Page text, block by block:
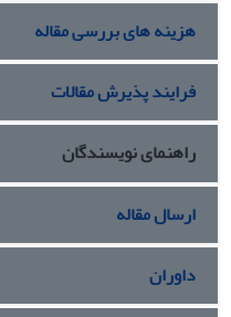
هزینه های بررسی مقاله
فرایند پذیرش مقالات
راهنمای نویسندگان
ارسال مقاله
داوران